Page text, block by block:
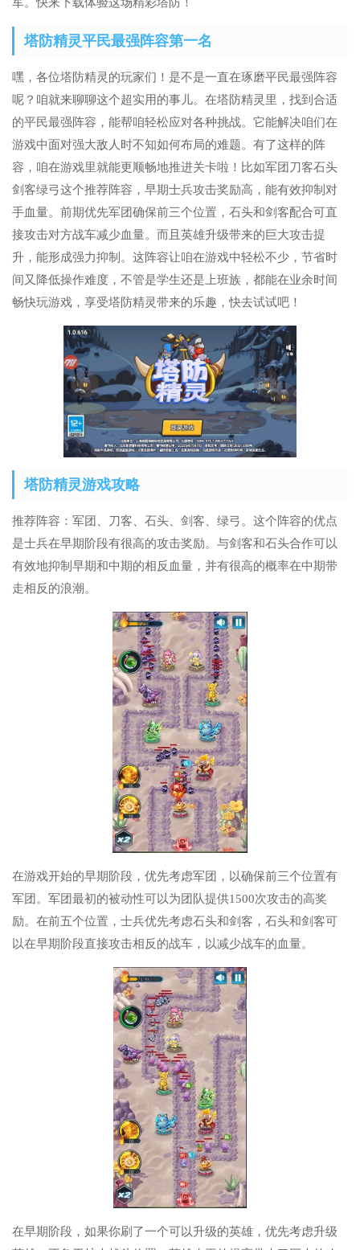
军。快来下载体验这场精彩塔防！
塔防精灵平民最强阵容第一名
嘿，各位塔防精灵的玩家们！是不是一直在琢磨平民最强阵容
呢？咱就来聊聊这个超实用的事儿。在塔防精灵里，找到合适
的平民最强阵容，能帮咱轻松应对各种挑战。它能解决咱们在
游戏中面对强大敌人时不知如何布局的难题。有了这样的阵
容，咱在游戏里就能更顺畅地推进关卡啦！比如军团刀客石头
剑客绿弓这个推荐阵容，早期士兵攻击奖励高，能有效抑制对
手血量。前期优先军团确保前三个位置，石头和剑客配合可直
接攻击对方战车减少血量。而且英雄升级带来的巨大攻击提
升，能形成强力抑制。这阵容让咱在游戏中轻松不少，节省时
间又降低操作难度，不管是学生还是上班族，都能在业余时间
畅快玩游戏，享受塔防精灵带来的乐趣，快去试试吧！
塔防精灵游戏攻略
推荐阵容：军团、刀客、石头、剑客、绿弓。这个阵容的优点
是士兵在早期阶段有很高的攻击奖励。与剑客和石头合作可以
有效地抑制早期和中期的相反血量，并有很高的概率在中期带
走相反的浪潮。
在游戏开始的早期阶段，优先考虑军团，以确保前三个位置有
军团。军团最初的被动性可以为团队提供1500次攻击的高奖
励。在前五个位置，士兵优先考虑石头和剑客，石头和剑客可
以在早期阶段直接攻击相反的战车，以减少战车的血量。
在早期阶段，如果你刷了一个可以升级的英雄，优先考虑升级